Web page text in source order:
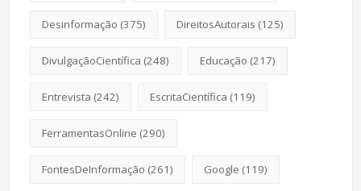
Desinformação (375) DireitosAutorais (125)
DivulgaçãoCientífica (248) Educação (217)
Entrevista (242) EscritaCientífica (119)
FerramentasOnline (290)
FontesDeInformação (261) Google (119)